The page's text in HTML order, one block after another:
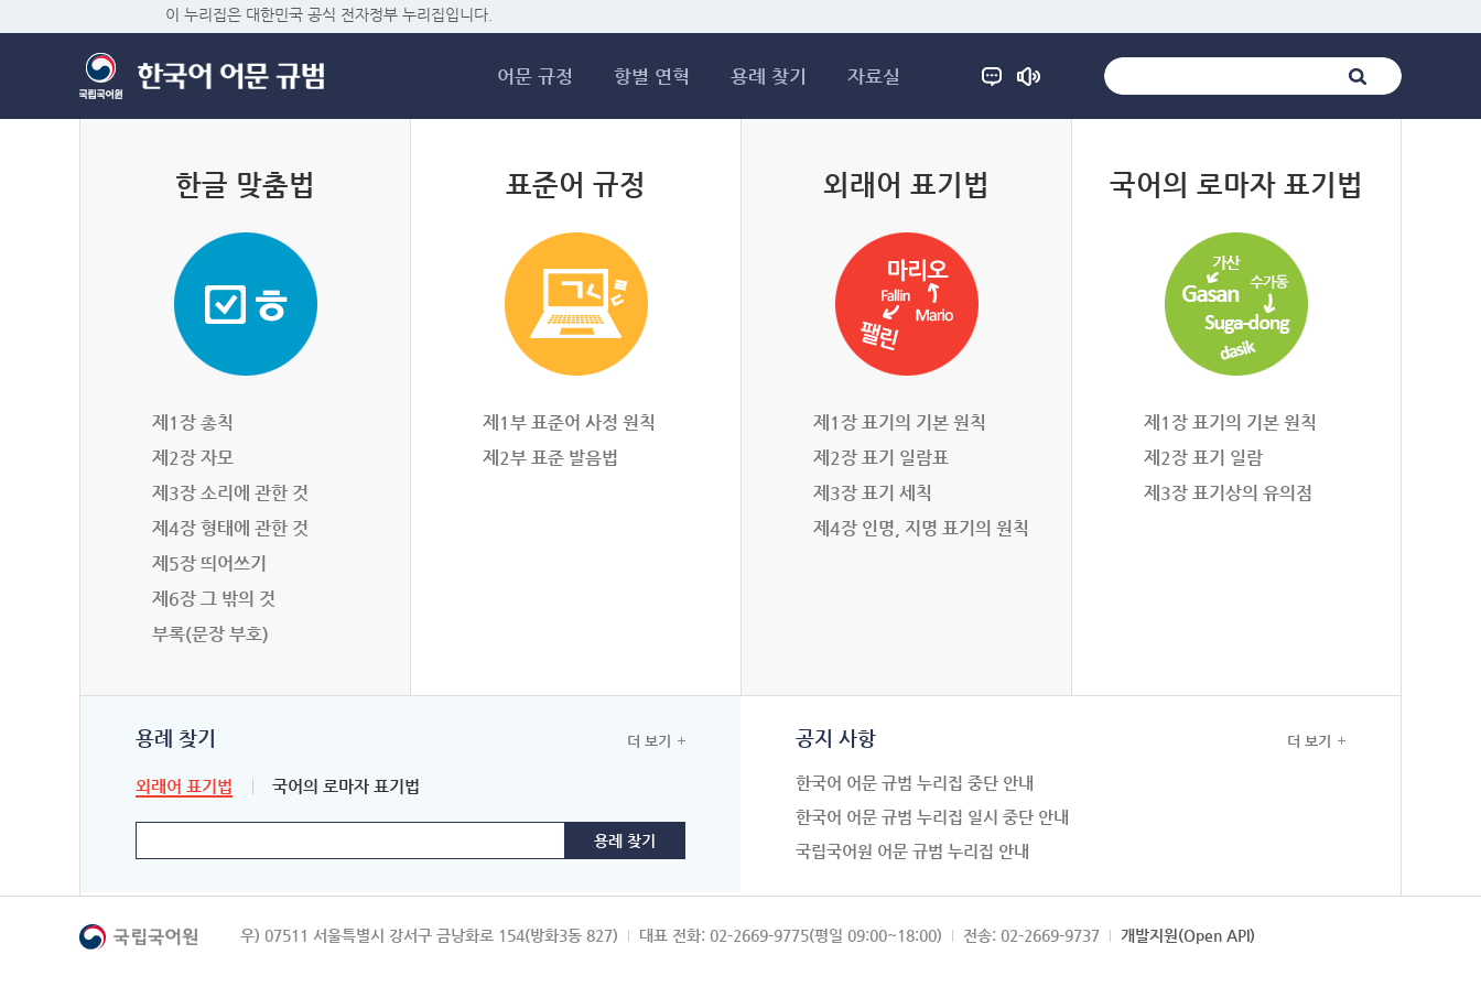
이 누리집은 대한민국 공식 전자정부 누리집입니다.
어문 규정 항별 연혁 용례 찾기 자료실
한글 맞춤법
제1장 총칙
제2장 자모
제3장 소리에 관한 것
제4장 형태에 관한 것
제5장 띄어쓰기
제6장 그 밖의 것
부록(문장 부호)
표준어 규정
제1부 표준어 사정 원칙
제2부 표준 발음법
외래어 표기법
제1장 표기의 기본 원칙
제2장 표기 일람표
제3장 표기 세칙
제4장 인명, 지명 표기의 원칙
국어의 로마자 표기법
제1장 표기의 기본 원칙
제2장 표기 일람
제3장 표기상의 유의점
용례 찾기
외래어 표기법 국어의 로마자 표기법
더 보기 공지 사항
한국어 어문 규범 누리집 중단 안내
한국어 어문 규범 누리집 일시 중단 안내
국립국어원 어문 규범 누리집 안내
더 보기
우) 07511 서울특별시 강서구 금낭화로 154(방화3동 827) 대표 전화: 02-2669-9775(평일 09:00~18:00) 전송: 02-2669-9737 개발지원(Open API)